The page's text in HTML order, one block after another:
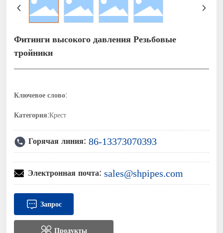
Фитинги высокого давления Резьбовые
тройники
Ключевое слово:
Категория:Крест
Горячая линия: 86-13373070393
Электронная почта: sales@shpipes.com
Запрос
Продукты